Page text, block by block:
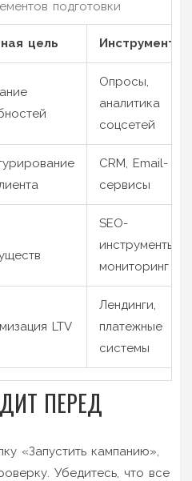
подготовки
цель Инструменты
Опросы,
аналитика
соцсетей
CRM, Email-
сервисы
SEO-
инструменты,
мониторинг
LTV
Лендинги,
платежные
системы
ПЕРЕД
«Запустить кампанию»,
Убедитесь, что все